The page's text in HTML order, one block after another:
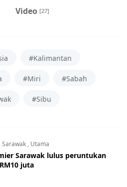
Video [27]
#Kalimantan
#Miri #Sabah
#Sibu
,Sarawak , Utama
Sarawak lulus peruntukan
juta